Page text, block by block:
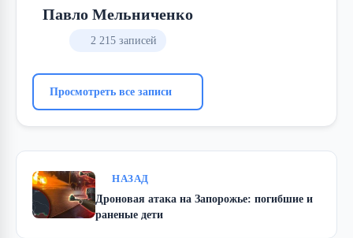
Павло Мельниченко
2 215 записей
Просмотреть все записи
НАЗАД
Дроновая атака на Запорожье: погибшие и
раненые дети